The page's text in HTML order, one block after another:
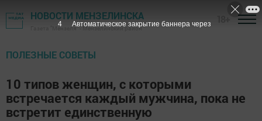
НОВОСТИ МЕНЗЕЛИНСКА
Газета "Мензеля" - Мензелинский район
ПОЛЕЗНЫЕ СОВЕТЫ
10 типов женщин, с которыми
встречается каждый мужчина, пока не
встретит единственную
3 Автоматическое закрытие баннера через